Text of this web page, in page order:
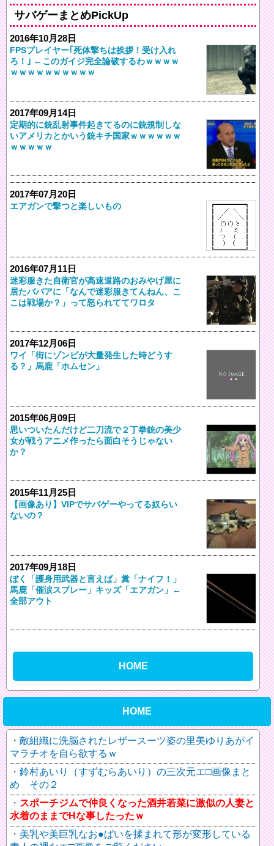
サバゲーまとめPickUp
2016年10月28日
FPSプレイヤー｢死体撃ちは挨拶！受け入れ
ろ！｣ ←このガイジ完全論破するわｗｗｗｗ
ｗｗｗｗｗｗｗｗｗｗ
2017年09月14日
定期的に銃乱射事件起きてるのに銃規制しな
いアメリカとかいう銃キチ国家ｗｗｗｗｗｗ
ｗｗｗｗｗ
2017年07月20日
エアガンで撃つと楽しいもの
2016年07月11日
迷彩服きた自衛官が高速道路のおみやげ屋に
居たババアに「なんで迷彩服きてんねん、こ
こは戦場か？」って怒られててワロタ
2017年12月06日
ワイ「街にゾンビが大量発生した時どうす
る？」馬鹿「ホムセン」
2015年06月09日
思いついたんだけど二刀流で２丁拳銃の美少
女が戦うアニメ作ったら面白そうじゃない
か？
2015年11月25日
【画像あり】VIPでサバゲーやってる奴らい
ないの？
2017年09月18日
ぼく「護身用武器と言えば」糞「ナイフ！」
馬鹿「催涙スプレー」キッズ「エアガン」←
全部アウト
HOME
HOME
敵組織に洗脳されたレザースーツ姿の里美ゆりあがイ
マラチオを自ら欲するｗ
鈴村あいり（すずむらあいり）の三次元エ□画像まと
め その２
スポーチジムで仲良くなった酒井若菜に激似の人妻と
水着のままでHな事したったｗ
美乳や美巨乳なお●ぱいを揉まれて形が変形している